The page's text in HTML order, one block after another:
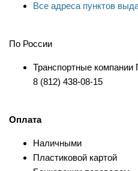
Все адреса пунктов
По России
Транспортные
8 (812) 438-08-15
Оплата
Наличными
Пластиковой картой